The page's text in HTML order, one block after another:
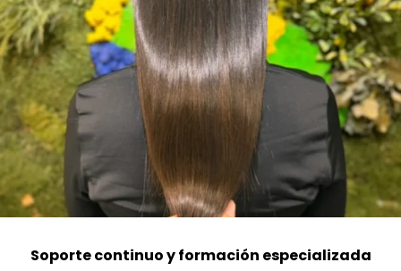
Soporte continuo y formación especializada